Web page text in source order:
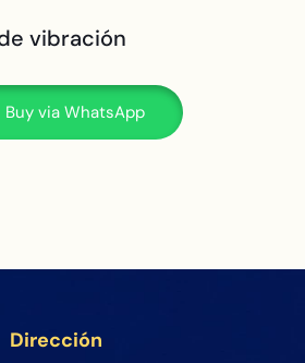
vibración
Buy via WhatsApp
Dirección